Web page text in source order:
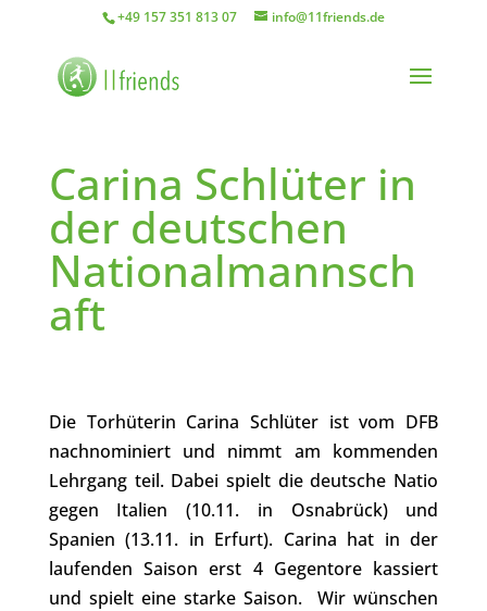
+49 157 351 813 07 info@11friends.de
Carina Schlüter in
der deutschen
Nationalmannsch
aft
Die Torhüterin Carina Schlüter ist vom DFB
nachnominiert und nimmt am kommenden
Lehrgang teil. Dabei spielt die deutsche Natio
gegen Italien (10.11. in Osnabrück) und
Spanien (13.11. in Erfurt). Carina hat in der
laufenden Saison erst 4 Gegentore kassiert
und spielt eine starke Saison. Wir wünschen